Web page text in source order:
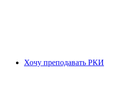
Хочу преподавать РКИ